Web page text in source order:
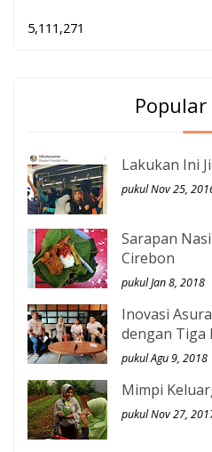
5,111,271
Popular
Lakukan Ini
pukul Nov 25,
Sarapan
Cirebon
pukul Jan 8, 2018
Inovasi
dengan Tiga
pukul Agu 9, 2018
Mimpi
pukul Nov 27,